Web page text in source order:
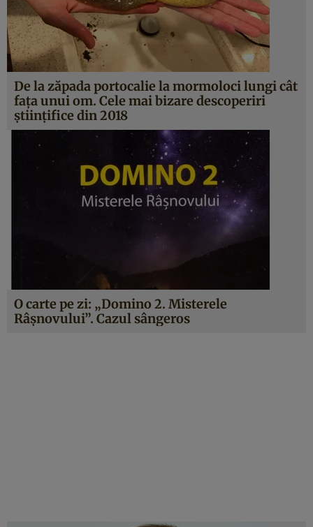
De la zăpada portocalie la mormoloci lungi cât
faţa unui om. Cele mai bizare descoperiri
ştiinţifice din 2018
O carte pe zi: „Domino 2. Misterele
Râşnovului”. Cazul sângeros